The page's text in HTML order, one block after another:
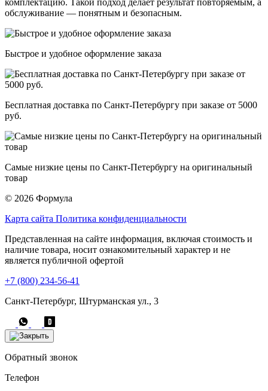
комплектацию. Такой подход делает результат повторяемым, а
обслуживание — понятным и безопасным.
Быстрое и удобное оформление заказа
Бесплатная доставка по Санкт-Петербургу при заказе от 5000
руб.
Самые низкие цены по Санкт-Петербургу на оригинальный
товар
© 2026 Формула
Карта сайта Политика конфиденциальности
Представленная на сайте информация, включая стоимость и
наличие товара, носит ознакомительный характер и не
является публичной офертой
+7 (800) 234-56-41
Санкт-Петербург, Штурманская ул., 3
Обратный звонок
Телефон